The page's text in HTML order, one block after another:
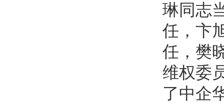
琳同志
任，卞
任，樊
维权委
了中企